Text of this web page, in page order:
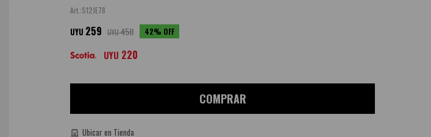
S12JE78
UYU 259 UYU450 42
UYU 220
COMPRAR
Ubicar en Tienda